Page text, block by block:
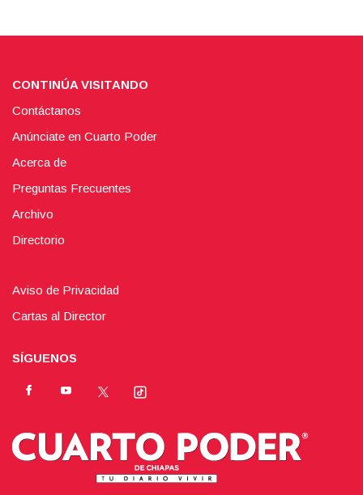
CONTINÚA VISITANDO
Contáctanos
Anúnciate en Cuarto Poder
Acerca de
Preguntas Frecuentes
Archivo
Directorio
Aviso de Privacidad
Cartas al Director
SÍGUENOS